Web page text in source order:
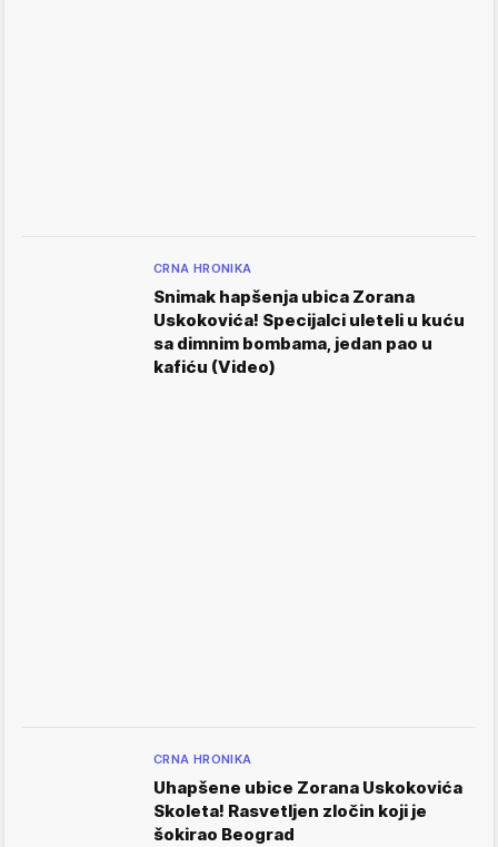
CRNA HRONIKA
Snimak hapšenja ubica Zorana
Uskokovića! Specijalci uleteli u kuću
sa dimnim bombama, jedan pao u
kafiću (Video)
CRNA HRONIKA
Uhapšene ubice Zorana Uskokovića
Skoleta! Rasvetljen zločin koji je
šokirao Beograd